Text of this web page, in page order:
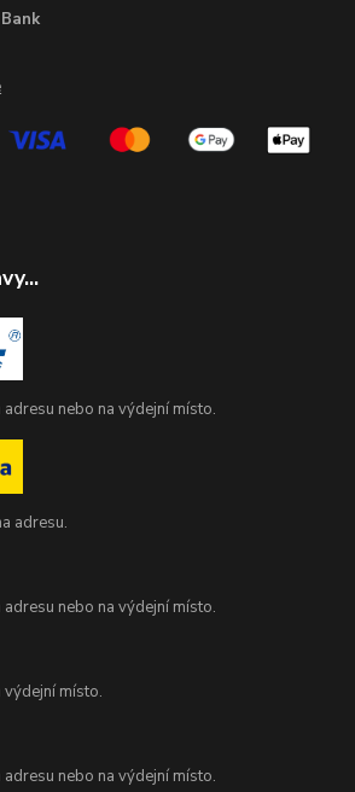
nebo na výdejní místo.
adresu.
nebo na výdejní místo.
výdejní místo.
nebo na výdejní místo.